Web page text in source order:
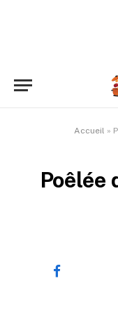
Accueil »
Poêlée